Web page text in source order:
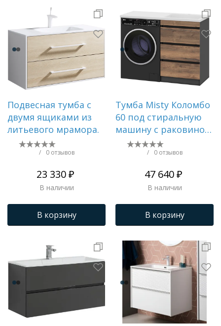
Подвесная тумба с
двумя ящиками из
литьевого мрамора.
/ 0 отзывов
23 330 ₽
В наличии
В корзину
Тумба Misty Коломбо
60 под стиральную
машину с раковиной
Эстет Даллас 120
/ 0 отзывов
47 640 ₽
В наличии
В корзину